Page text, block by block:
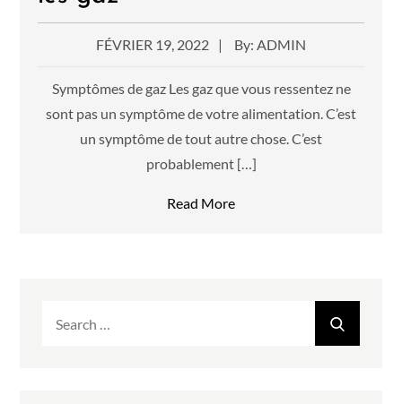
Posted
FÉVRIER 19, 2022 By: ADMIN
Symptômes de gaz Les gaz que vous ressentez ne
sont pas un symptôme de votre alimentation. C’est
un symptôme de tout autre chose. C’est
probablement […]
Read More